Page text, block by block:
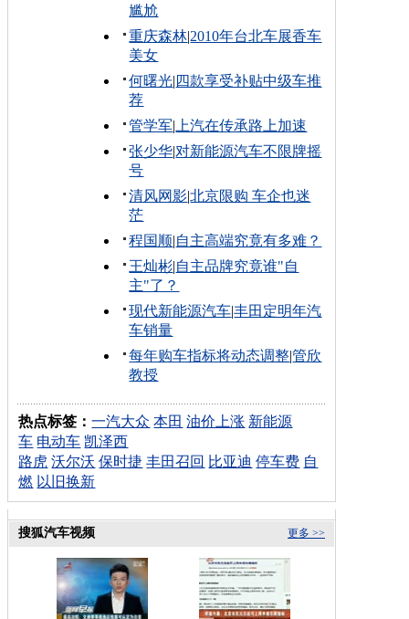
尴尬
重庆森林|2010年台北车展香车
美女
何曙光| 四款享受补贴中级车推
荐
管学军| 上汽在传承路上加速
张少华|对新能源汽车不限牌摇
号
清风网影|北京限购 车企也迷
茫
程国顺|自主高端究竟有多难？
王灿彬|自主品牌究竟谁"自
主"了？
现代新能源汽车|丰田定明年汽
车销量
每年购车指标将动态调整|管欣
教授
热点标签：一汽大众 本田 油价上涨 新能源
车 电动车 凯泽西
路虎 沃尔沃 保时捷 丰田召回 比亚迪 停车费 自
燃 以旧换新
更多 >>
搜狐汽车视频